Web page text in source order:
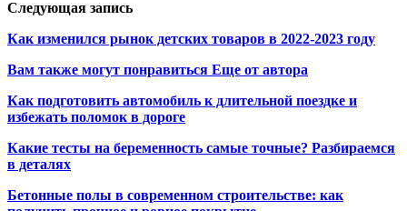
Следующая запись
Как изменился рынок детских товаров в 2022-2023 году
Вам также могут понравиться Еще от автора
Как подготовить автомобиль к длительной поездке и
избежать поломок в дороге
Какие тесты на беременность самые точные? Разбираемся
в деталях
Бетонные полы в современном строительстве: как